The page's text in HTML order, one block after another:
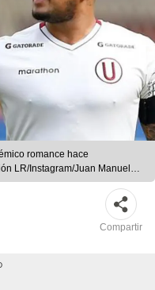
romance hace
LR/Instagram/Juan Manuel
Compartir